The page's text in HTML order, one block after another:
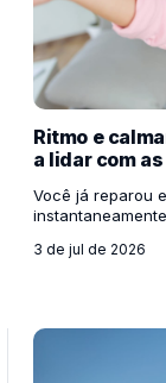
Ritmo e
a lidar com
Você já reparou
Se isso
dos maiores
cena,
3 de jul de 2026